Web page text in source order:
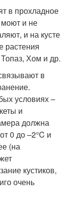
в прохладное
и не
и на кусте
растения
Хом и др.
в
условиях –
и
должна
0 до –2°C и
(на
кустиков,
очень